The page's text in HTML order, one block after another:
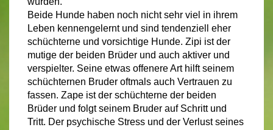
Beide Hunde haben noch nicht sehr viel in ihrem
Leben kennengelernt und sind tendenziell eher
schüchterne und vorsichtige Hunde. Zipi ist der
mutige der beiden Brüder und auch aktiver und
verspielter. Seine etwas offenere Art hilft seinem
schüchternen Bruder oftmals auch Vertrauen zu
fassen. Zape ist der schüchterne der beiden
Brüder und folgt seinem Bruder auf Schritt und
Tritt. Der psychische Stress und der Verlust seines